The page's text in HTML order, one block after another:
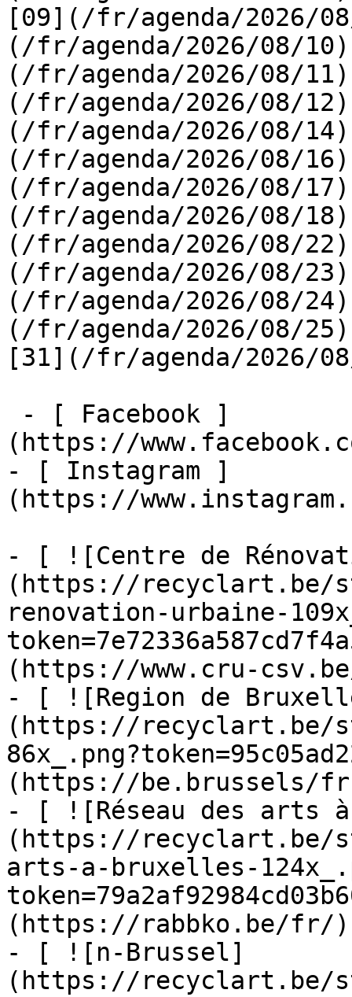
[09](/fr/agenda/2026/
(/fr/agenda/2026/08/
(/fr/agenda/2026/08/
(/fr/agenda/2026/08/
(/fr/agenda/2026/08/
(/fr/agenda/2026/08/
(/fr/agenda/2026/08/
(/fr/agenda/2026/08/
(/fr/agenda/2026/08/
(/fr/agenda/2026/08/
(/fr/agenda/2026/08/
(/fr/agenda/2026/08/
[31](/fr/agenda/
(https://
- [ Instagram ]
(https://
- [ ![Centre de
(https://recyclart.be/
renovation-urbaine-
(https://www.cru-
- [ ![Region de
(https://recyclart.be/
(https://be.brussels/
- [ ![Réseau des arts
(https://recyclart.be/
arts-a-bruxelles-
(https://rabbko.be/fr/)
- [ ![n-Brussel]
(https://recyclart.be/